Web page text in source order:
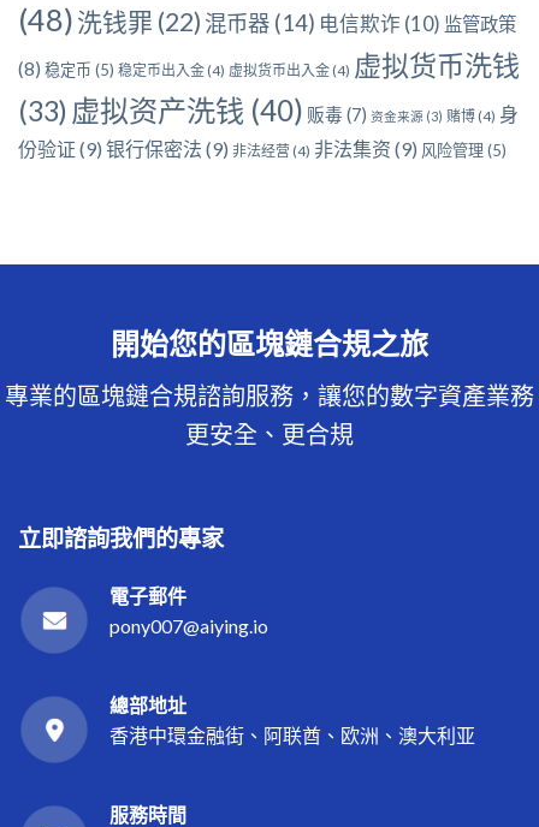
(48) 洗钱罪 (22) 混币器 (14) 电信欺诈 (10) 监管政策
(8) 稳定币 (5) 稳定币出入金 (4) 虚拟货币出入金 (4) 虚拟货币洗钱
(33) 虚拟资产洗钱 (40) 贩毒 (7) 资金来源 (3) 赌博 (4) 身
份验证 (9) 银行保密法 (9) 非法经营 (4) 非法集资 (9) 风险管理(5)
開始您的區塊鏈合規之旅
專業的區塊鏈合規諮詢服務，讓您的數字資產業務
更安全、更合規
立即諮詢我們的專家
電子郵件
pony007@aiying.io
總部地址
香港中環金融街、阿联酋、欧洲、澳大利亚
服務時間